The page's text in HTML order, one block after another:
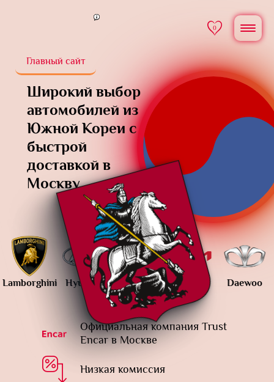
0
Главный сайт
Широкий выбор
автомобилей из
Южной Кореи с
быстрой
доставкой в
Москву
Официальная компания Trust
Encar в Москве
Низкая комиссия
Hyundai
Land
Rover
KIA Daewoo